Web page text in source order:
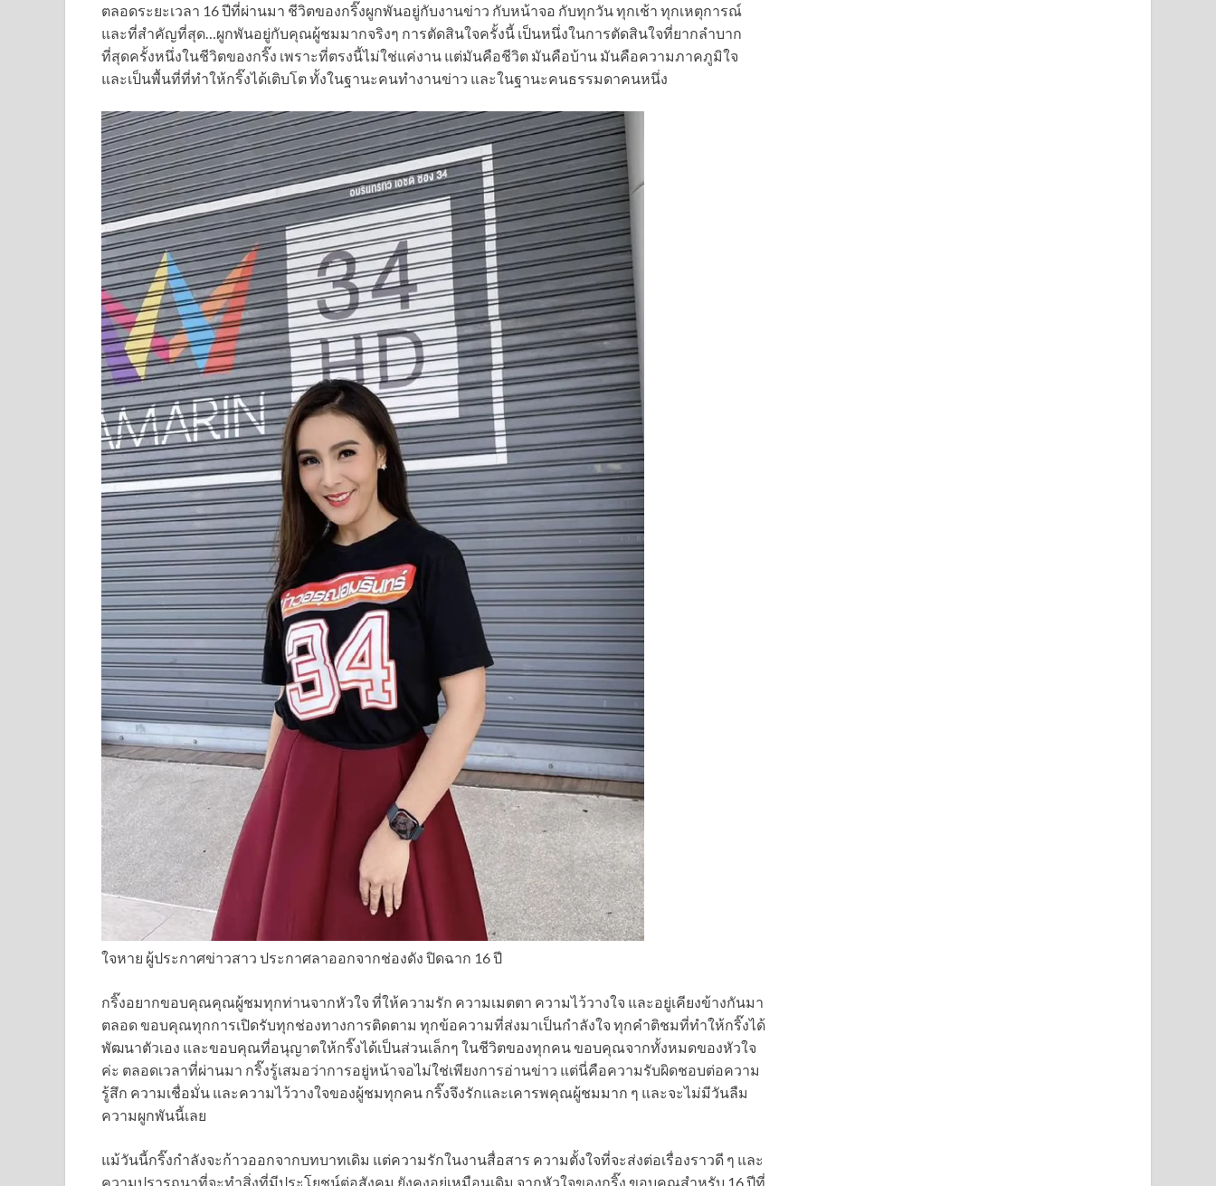
ตลอดระยะเวลา 16 ปีที่ผ่านมา ชีวิตของกริ๊งผูกพันอยู่กับงานข่าว กับหน้าจอ กับทุกวัน ทุกเช้า ทุกเหตุการณ์
และที่สำคัญที่สุด…ผูกพันอยู่กับคุณผู้ชมมากจริงๆ การตัดสินใจครั้งนี้ เป็นหนึ่งในการตัดสินใจที่ยากลำบาก
ที่สุดครั้งหนึ่งในชีวิตของกริ๊ง เพราะที่ตรงนี้ไม่ใช่แค่งาน แต่มันคือชีวิต มันคือบ้าน มันคือความภาคภูมิใจ
และเป็นพื้นที่ที่ทำให้กริ๊งได้เติบโต ทั้งในฐานะคนทำงานข่าว และในฐานะคนธรรมดาคนหนึ่ง
ใจหาย ผู้ประกาศข่าวสาว ประกาศลาออกจากช่องดัง ปิดฉาก 16 ปี
กริ๊งอยากขอบคุณคุณผู้ชมทุกท่านจากหัวใจ ที่ให้ความรัก ความเมตตา ความไว้วางใจ และอยู่เคียงข้างกันมา
ตลอด ขอบคุณทุกการเปิดรับทุกช่องทางการติดตาม ทุกข้อความที่ส่งมาเป็นกำลังใจ ทุกคำติชมที่ทำให้กริ๊งได้
พัฒนาตัวเอง และขอบคุณที่อนุญาตให้กริ๊งได้เป็นส่วนเล็กๆ ในชีวิตของทุกคน ขอบคุณจากทั้งหมดของหัวใจ
ค่ะ ตลอดเวลาที่ผ่านมา กริ๊งรู้เสมอว่าการอยู่หน้าจอไม่ใช่เพียงการอ่านข่าว แต่นี่คือความรับผิดชอบต่อความ
รู้สึก ความเชื่อมั่น และความไว้วางใจของผู้ชมทุกคน กริ๊งจึงรักและเคารพคุณผู้ชมมาก ๆ และจะไม่มีวันลืม
ความผูกพันนี้เลย
แม้วันนี้กริ๊งกำลังจะก้าวออกจากบทบาทเดิม แต่ความรักในงานสื่อสาร ความตั้งใจที่จะส่งต่อเรื่องราวดี ๆ และ
ความปรารถนาที่จะทำสิ่งที่มีประโยชน์ต่อสังคม ยังคงอยู่เหมือนเดิม จากหัวใจของกริ๊ง ขอบคุณสำหรับ 16 ปีที่